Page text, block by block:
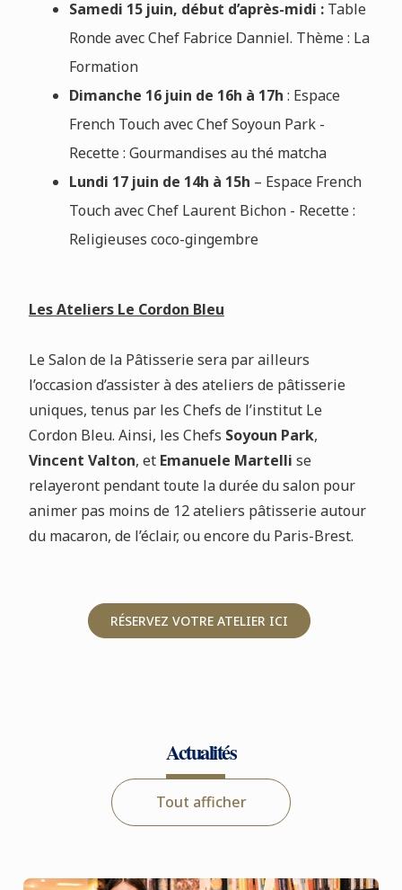
Samedi 15 juin, début d’après-midi : Table
Ronde avec Chef Fabrice Danniel. Thème : La
Formation
Dimanche 16 juin de 16h à 17h : Espace
French Touch avec Chef Soyoun Park -
Recette : Gourmandises au thé matcha
Lundi 17 juin de 14h à 15h – Espace French
Touch avec Chef Laurent Bichon - Recette :
Religieuses coco-gingembre
Les Ateliers Le Cordon Bleu
Le Salon de la Pâtisserie sera par ailleurs
l’occasion d’assister à des ateliers de pâtisserie
uniques, tenus par les Chefs de l’institut Le
Cordon Bleu. Ainsi, les Chefs Soyoun Park,
Vincent Valton, etEmanuele Martelli se
relayeront pendant toute la durée du salon pour
animer pas moins de 12 ateliers pâtisserie autour
du macaron, de l’éclair, ou encore du Paris-Brest.
RÉSERVEZ VOTRE ATELIER ICI
Actualités
Tout afficher